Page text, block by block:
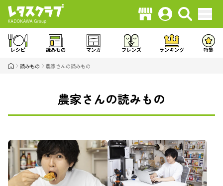
レシピ 読みもの マンガ フレンズ ランキング 特集
読みもの 農家さんの読みもの
農家さんの読みもの